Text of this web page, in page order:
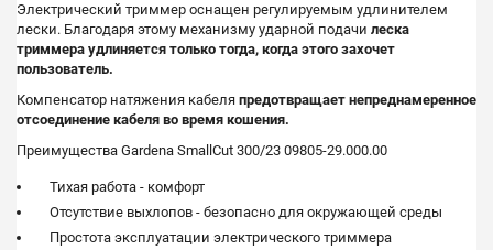
Электрический триммер оснащен регулируемым удлинителем
лески. Благодаря этому механизму ударной подачи леска
триммера удлиняется только тогда, когда этого захочет
пользователь.
Компенсатор натяжения кабеля предотвращает непреднамеренное
отсоединение кабеля во время кошения.
Преимущества Gardena SmallCut 300/23 09805-29.000.00
Тихая работа - комфорт
Отсутствие выхлопов - безопасно для окружающей среды
Простота эксплуатации электрического триммера